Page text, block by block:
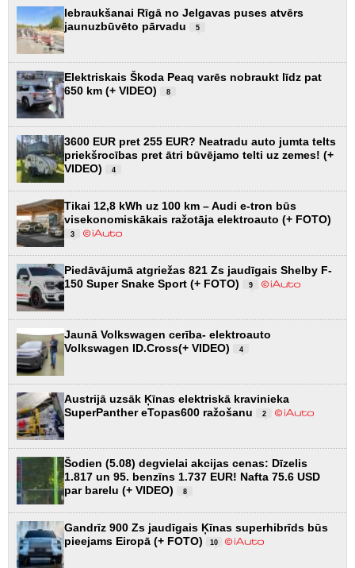
Iebraukšanai Rīgā no Jelgavas puses atvērs
jaunuzbūvēto pārvadu
5
Elektriskais Škoda Peaq varēs nobraukt līdz pat
650 km (+ VIDEO)
8
3600 EUR pret 255 EUR? Neatradu auto jumta telts
priekšrocības pret ātri būvējamo telti uz zemes! (+
VIDEO)
4
Tikai 12,8 kWh uz 100 km – Audi e-tron būs
visekonomiskākais ražotāja elektroauto (+ FOTO)
3
Piedāvājumā atgriežas 821 Zs jaudīgais Shelby F-
150 Super Snake Sport (+ FOTO)
9
Jaunā Volkswagen cerība- elektroauto
Volkswagen ID.Cross(+ VIDEO)
4
Austrijā uzsāk Ķīnas elektriskā kravinieka
SuperPanther eTopas600 ražošanu
2
Šodien (5.08) degvielai akcijas cenas: Dīzelis
1.817 un 95. benzīns 1.737 EUR! Nafta 75.6 USD
par barelu (+ VIDEO)
8
Gandrīz 900 Zs jaudīgais Ķīnas superhibrīds būs
pieejams Eiropā (+ FOTO)
10